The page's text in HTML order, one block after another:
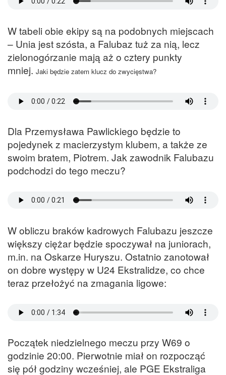
W tabeli obie ekipy są na podobnych miejscach
– Unia jest szósta, a Falubaz tuż za nią, lecz
zielonogórzanie mają aż o cztery punkty
mniej. Jaki będzie zatem klucz do zwycięstwa?
Dla Przemysława Pawlickiego będzie to
pojedynek z macierzystym klubem, a także ze
swoim bratem, Piotrem. Jak zawodnik Falubazu
podchodzi do tego meczu?
W obliczu braków kadrowych Falubazu jeszcze
większy ciężar będzie spoczywał na juniorach,
m.in. na Oskarze Huryszu. Ostatnio zanotował
on dobre występy w U24 Ekstralidze, co chce
teraz przełożyć na zmagania ligowe:
Początek niedzielnego meczu przy W69 o
godzinie 20:00. Pierwotnie miał on rozpocząć
się pół godziny wcześniej, ale PGE Ekstraliga